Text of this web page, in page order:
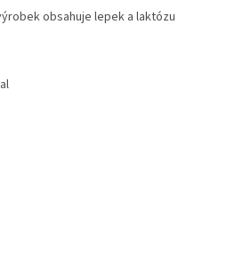
obsahuje lepek a laktózu